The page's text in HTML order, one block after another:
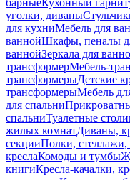
барныеКухонный
уголки, диваны
для кухниМебель для
ваннойШкафы, пеналы
ваннойЗеркала для
трансформерМебель-
трансформерыДетские
трансформерыМебель
для спальни
спальниТуалетные
жилых комнатДиваны,
секцииПолки, стеллажи,
креслаКомоды и тумбы
книгиКресла-качалки,